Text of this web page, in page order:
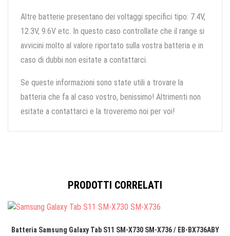
Altre batterie presentano dei voltaggi specifici tipo: 7.4V,
12.3V, 9.6V etc. In questo caso controllate che il range si
avvicini molto al valore riportato sulla vostra batteria e in
caso di dubbi non esitate a contattarci.
Se queste informazioni sono state utili a trovare la
batteria che fa al caso vostro, benissimo! Altrimenti non
esitate a contattarci e la troveremo noi per voi!
PRODOTTI CORRELATI
Batteria Samsung Galaxy Tab S11 SM-X730 SM-X736 / EB-BX736ABY